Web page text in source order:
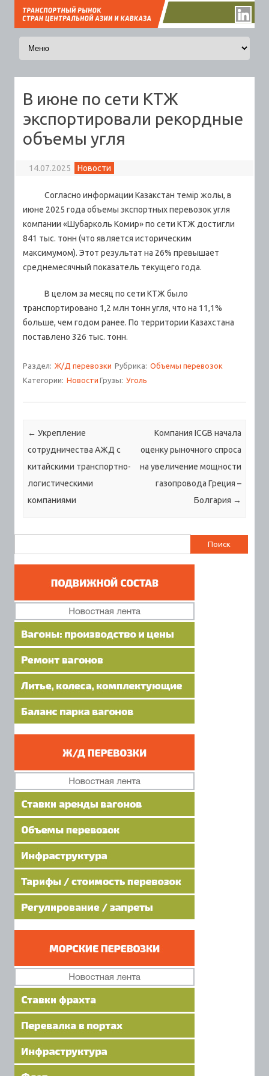
Перейти к содержимому
В июне по сети КТЖ
экспортировали рекордные
объемы угля
14.07.2025 Новости
Согласно информации Казакстан темір жолы, в
июне 2025 года объемы экспортных перевозок угля
компании «Шубарколь Комир» по сети КТЖ достигли
841 тыс. тонн (что является историческим
максимумом). Этот результат на 26% превышает
среднемесячный показатель текущего года.
В целом за месяц по сети КТЖ было
транспортировано 1,2 млн тонн угля, что на 11,1%
больше, чем годом ранее. По территории Казахстана
поставлено 326 тыс. тонн.
Раздел: Ж/Д перевозки Рубрика: Объемы перевозок
Категории: Новости Грузы: Уголь
Навигация по записям
← Укрепление
сотрудничества АЖД с
китайскими транспортно-
логистическими
компаниями
Компания ICGB начала
оценку рыночного спроса
на увеличение мощности
газопровода Греция –
Болгария →